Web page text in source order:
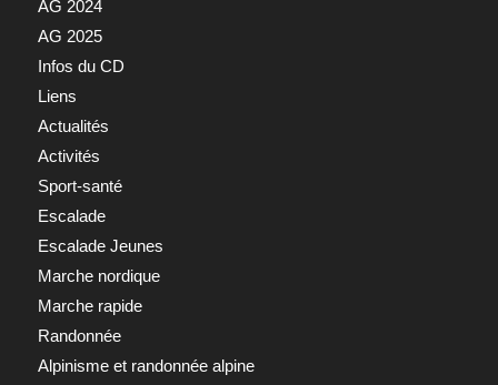
AG 2024
AG 2025
Infos du CD
Liens
Actualités
Activités
Sport-santé
Escalade
Escalade Jeunes
Marche nordique
Marche rapide
Randonnée
Alpinisme et randonnée alpine